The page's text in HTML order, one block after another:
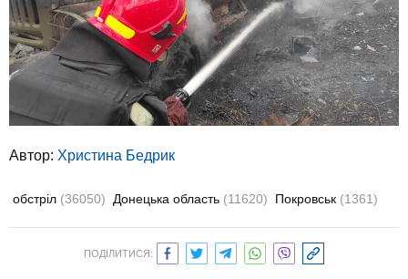
Автор: Христина Бедрик
обстріл (36050) Донецька область (11620) Покровськ (1361)
ПОДІЛИТИСЯ: